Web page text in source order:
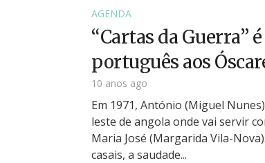
AGENDA
“Cartas da Guerra”
português aos
10 anos ago
Em 1971, António (Miguel
leste de angola onde vai servir
Maria José (Margarida Vila-
casais, a saudade...